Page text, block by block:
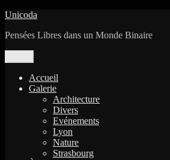
Aller
contenu
Unicoda
Pensées Libres dans un Monde Binaire
Accueil
Galerie
Architecture
Divers
Evénements
Lyon
Nature
Strasbourg